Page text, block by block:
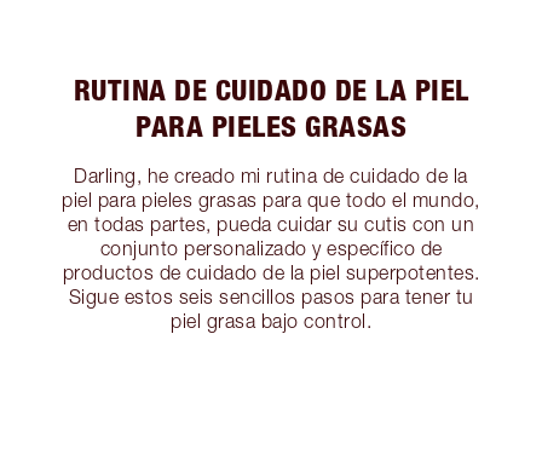
RUTINA DE CUIDADO DE LA PIEL
PARA PIELES GRASAS
Darling, he creado mi rutina de cuidado de la
piel para pieles grasas para que todo el mundo,
en todas partes, pueda cuidar su cutis con un
conjunto personalizado y específico de
productos de cuidado de la piel superpotentes.
Sigue estos seis sencillos pasos para tener tu
piel grasa bajo control.